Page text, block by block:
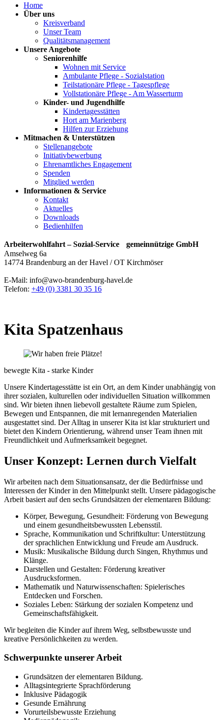
Home
Über uns
Kreisverband
Unser Team
Qualitätsmanagement
Unsere Angebote
Seniorenhilfe
Wohnen mit Service
Ambulante Pflege - Sozialstation
Teilstationäre Pflege - Tagespflege
Vollstationäre Pflege - Am Wasserturm
Kinder- und Jugendhilfe
Kindertagesstätten
Hort am Marienberg
Hilfen zur Erziehung
Mitmachen & Unterstützen
Stellenangebote
Initiativbewerbung
Ehrenamtliches Engagement
Spenden
Mitglied werden
Informationen & Service
Kontakt
Aktuelles
Downloads
Bedienhilfen
Arbeiterwohlfahrt – Sozial-Service gemeinnützige GmbH
Amselweg 6a
14774 Brandenburg an der Havel / OT Kirchmöser
E-Mail: info@awo-brandenburg-havel.de
Telefon: +49 (0) 3381 30 35 16
Kita Spatzenhaus
bewegte Kita - starke Kinder
Unsere Kindertagesstätte ist ein Ort, an dem Kinder unabhängig von
ihrer sozialen, kulturellen oder individuellen Situation willkommen
sind. Wir bieten ihnen liebevoll gestaltete Räume zum Spielen,
Bewegen und Entspannen, die mit lernanregenden Materialien
ausgestattet sind. Der Alltag in unserer Kita ist klar strukturiert und
bietet den Kindern Orientierung, während unser Team ihnen mit
Freundlichkeit und Aufmerksamkeit begegnet.
Unser Konzept: Lernen durch Vielfalt
Wir arbeiten nach dem Situationsansatz, der die Bedürfnisse und
Interessen der Kinder in den Mittelpunkt stellt. Unsere pädagogische
Arbeit basiert auf den sechs Grundsätzen der elementaren Bildung:
Körper, Bewegung, Gesundheit: Förderung von Bewegung
und einem gesundheitsbewussten Lebensstil.
Sprache, Kommunikation und Schriftkultur: Unterstützung
der sprachlichen Entwicklung und Freude am Ausdruck.
Musik: Musikalische Bildung durch Singen, Rhythmus und
Klänge.
Darstellen und Gestalten: Förderung kreativer
Ausdrucksformen.
Mathematik und Naturwissenschaften: Spielerisches
Entdecken und Forschen.
Soziales Leben: Stärkung der sozialen Kompetenz und
Gemeinschaftsfähigkeit.
Wir begleiten die Kinder auf ihrem Weg, selbstbewusste und
kreative Persönlichkeiten zu werden.
Schwerpunkte unserer Arbeit
Grundsätzen der elementaren Bildung.
Alltagsintegrierte Sprachförderung
Inklusive Pädagogik
Gesunde Ernährung
Vorurteilsbewusste Erziehung